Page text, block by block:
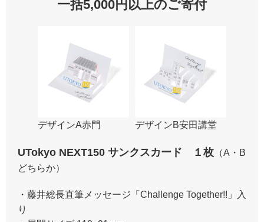
一括5,000円以上のご寄付
デザインA赤門 デザインB安田講堂
UTokyo NEXT150 サンクスカード １枚 （A・B
どちらか）
・藤井総長直筆メッセージ「Challenge Together!!」入
り